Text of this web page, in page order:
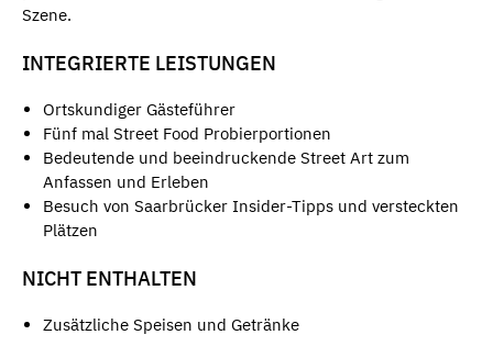
Szene.
INTEGRIERTE LEISTUNGEN
Ortskundiger Gästeführer
Fünf mal Street Food Probierportionen
Bedeutende und beeindruckende Street Art zum
Anfassen und Erleben
Besuch von Saarbrücker Insider-Tipps und versteckten
Plätzen
NICHT ENTHALTEN
Zusätzliche Speisen und Getränke